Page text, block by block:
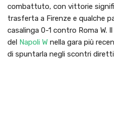
combattuto, con vittorie
trasferta a Firenze e qualche
casalinga 0-1 contro Roma W.
del Napoli W nella gara più
di spuntarla negli scontri diretti